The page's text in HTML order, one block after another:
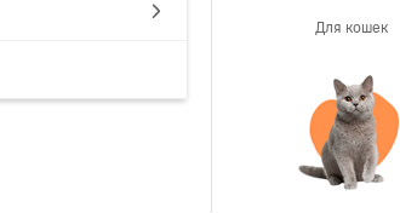
Для кошек